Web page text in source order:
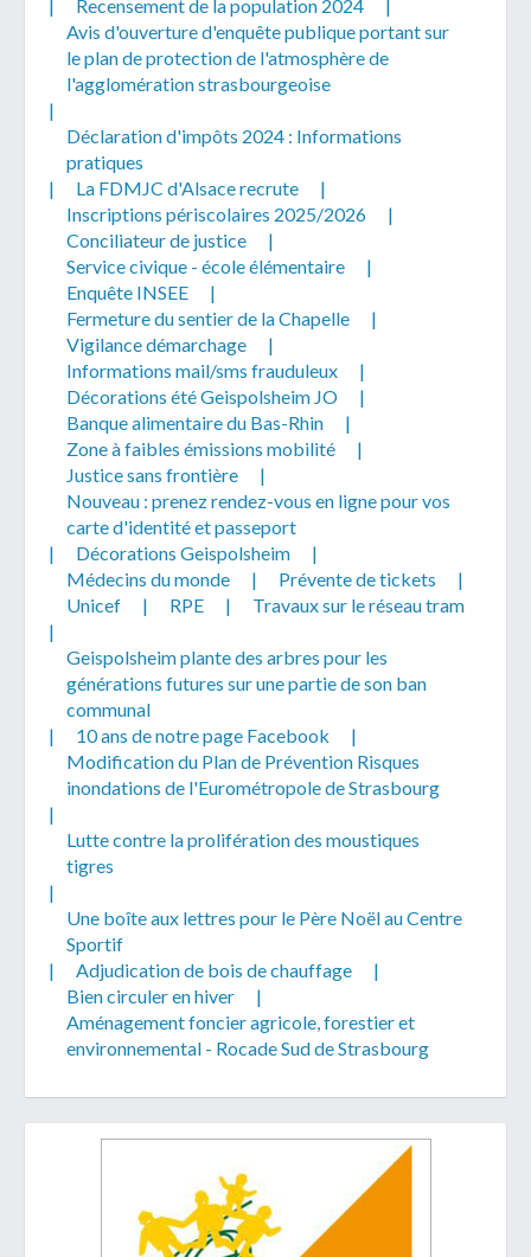
|
Recensement de la population 2024
|
Avis d'ouverture d'enquête publique portant sur
le plan de protection de l'atmosphère de
l'agglomération strasbourgeoise
|
Déclaration d'impôts 2024 : Informations
pratiques
|
La FDMJC d'Alsace recrute
|
Inscriptions périscolaires 2025/2026
|
Conciliateur de justice
|
Service civique - école élémentaire
|
Enquête INSEE
|
Fermeture du sentier de la Chapelle
|
Vigilance démarchage
|
Informations mail/sms frauduleux
|
Décorations été Geispolsheim JO
|
Banque alimentaire du Bas-Rhin
|
Zone à faibles émissions mobilité
|
Justice sans frontière
|
Nouveau : prenez rendez-vous en ligne pour vos
carte d'identité et passeport
|
Décorations Geispolsheim
|
Médecins du monde
| Prévente de tickets
|
Unicef
| RPE |
Travaux sur le réseau tram
|
Geispolsheim plante des arbres pour les
générations futures sur une partie de son ban
communal
|
10 ans de notre page Facebook
|
Modification du Plan de Prévention Risques
inondations de l'Eurométropole de Strasbourg
|
Lutte contre la prolifération des moustiques
tigres
|
Une boîte aux lettres pour le Père Noël au Centre
Sportif
|
Adjudication de bois de chauffage
|
Bien circuler en hiver
|
Aménagement foncier agricole, forestier et
environnemental - Rocade Sud de Strasbourg